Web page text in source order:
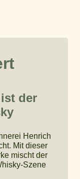
der
Henrich
Mit dieser
mischt der
Szene